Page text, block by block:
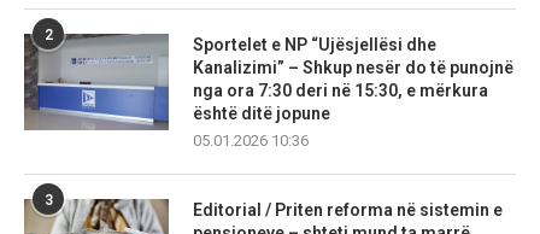
2
Sportelet e NP “Ujësjellësi dhe
Kanalizimi” – Shkup nesër do të punojnë
nga ora 7:30 deri në 15:30, e mërkura
është ditë jopune
05.01.2026 10:36
3
Editorial / Priten reforma në sistemin e